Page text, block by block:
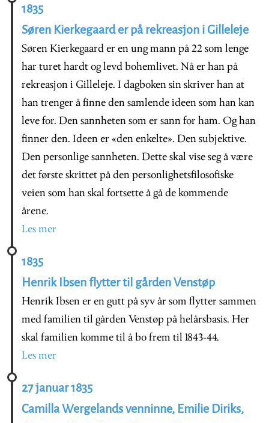
1835
Søren Kierkegaard er på rekreasjon i Gilleleje
Søren Kierkegaard er en ung mann på 22 som lenge
har turet hardt og levd bohemlivet. Nå er han på
rekreasjon i Gilleleje. I dagboken sin skriver han at
han trenger å finne den samlende ideen som han kan
leve for. Den sannheten som er sann for ham. Og han
finner den. Ideen er «den enkelte». Den subjektive.
Den personlige sannheten. Dette skal vise seg å være
det første skrittet på den personlighetsfilosofiske
veien som han skal fortsette å gå de kommende
årene.
Les mer
1835
Henrik Ibsen flytter til gården Venstøp
Henrik Ibsen er en gutt på syv år som flytter sammen
med familien til gården Venstøp på helårsbasis. Her
skal familien komme til å bo frem til 1843-44.
Les mer
27 januar 1835
Camilla Wergelands venninne, Emilie Diriks,